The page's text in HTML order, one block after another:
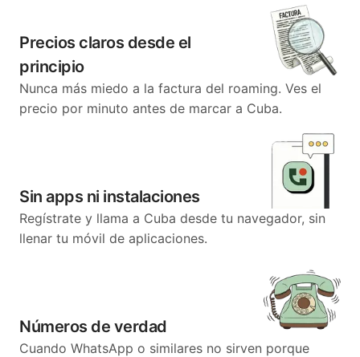
Precios claros desde el
principio
Nunca más miedo a la factura del roaming. Ves el
precio por minuto antes de marcar a Cuba.
Sin apps ni instalaciones
Regístrate y llama a Cuba desde tu navegador, sin
llenar tu móvil de aplicaciones.
Números de verdad
Cuando WhatsApp o similares no sirven porque